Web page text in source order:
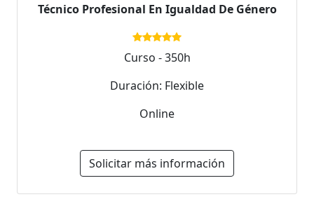
Técnico Profesional En Igualdad De Género
Curso - 350h
Duración: Flexible
Online
Solicitar más información